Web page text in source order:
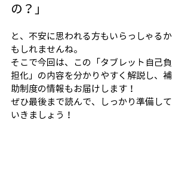
の？」
と、不安に思われる方もいらっしゃるか
もしれませんね。
そこで今回は、この「タブレット自己負
担化」の内容を分かりやすく解説し、補
助制度の情報もお届けします！
ぜひ最後まで読んで、しっかり準備して
いきましょう！